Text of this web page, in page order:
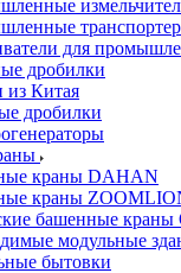
для
дробилки
из Китая
дробилки
краны DAHAN
краны
башенные краны
модульные
бытовки